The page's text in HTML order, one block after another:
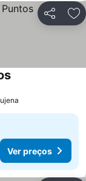
Partilhar
Ver preços